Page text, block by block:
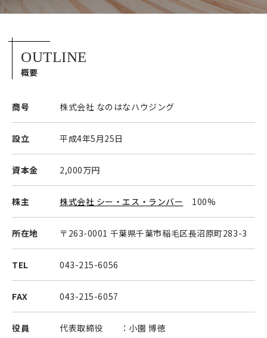
OUTLINE
概要
商号 株式会社 なのはなハウジング
設立 平成4年5月25日
資本金 2,000万円
株主 株式会社 シー・エス・ランバー 100%
所在地 〒263-0001 千葉県千葉市稲毛区長沼原町283-3
TEL 043-215-6056
FAX 043-215-6057
役員 代表取締役
小園 博徳